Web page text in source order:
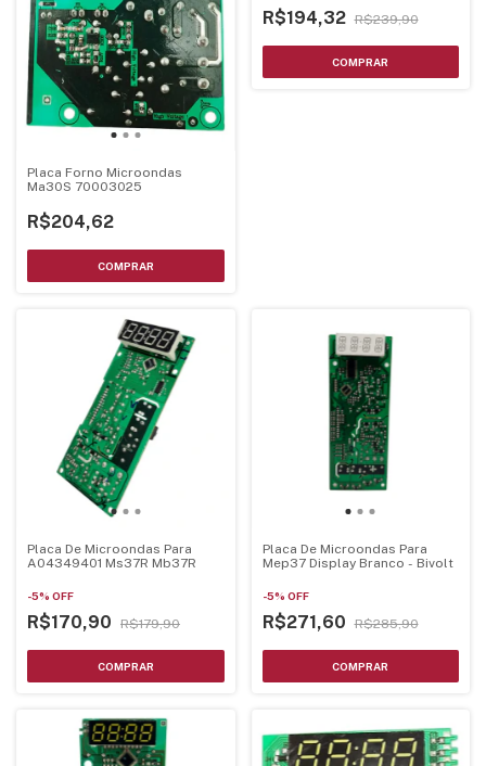
Placa Forno Microondas
Ma30S 70003025
R$204,62
R$194,32 R$239,90
Placa De Microondas Para
A04349401 Ms37R Mb37R
-5% OFF
R$170,90 R$179,90
Placa De Microondas Para
Mep37 Display Branco - Bivolt
-5% OFF
R$271,60 R$285,90